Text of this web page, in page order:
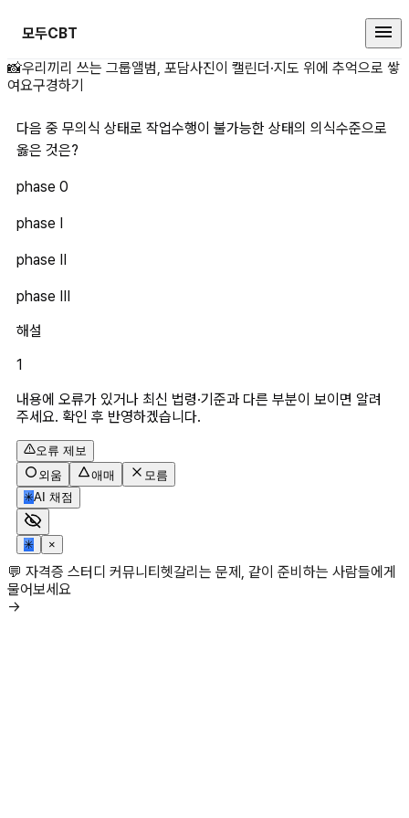
모두CBT
다음 중 무의식 상태로 작업수행이
📸우리끼리 쓰는 그룹앨범, 포담사진이 캘린더·지도 위에 추억으로 쌓
여요구경하기
다음 중 무의식 상태로 작업수행이 불가능한 상태의 의식수준으로
옳은 것은?
phase 0
phase Ⅰ
phase Ⅱ
phase Ⅲ
해설
1
내용에 오류가 있거나 최신 법령·기준과 다른 부분이 보이면 알려
주세요. 확인 후 반영하겠습니다.
오류 제보
외움
애매
모름
✳AI 채점
✳ ×
💬 자격증 스터디 커뮤니티헷갈리는 문제, 같이 준비하는 사람들에게
물어보세요
→